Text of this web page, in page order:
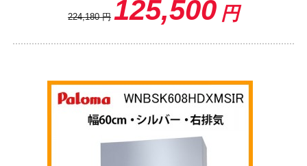
224,180 円 125,500 円